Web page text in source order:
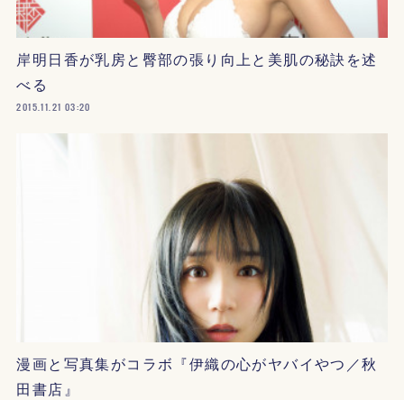
岸明日香が乳房と臀部の張り向上と美肌の秘訣を述
べる
2015.11.21 03:20
漫画と写真集がコラボ『伊織の心がヤバイやつ／秋
田書店』